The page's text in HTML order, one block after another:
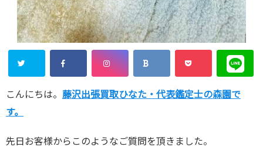
こんにちは。 藤沢出張買取ひなた・代表鑑定士の森園で
す。
先日お客様からこのようなご質問を頂きました。